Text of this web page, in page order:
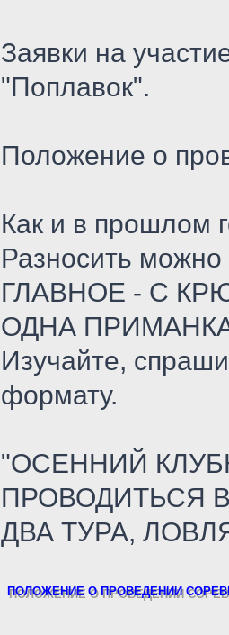
Заявки на
"Поплавок".
Положение о
Как и в прошлом
Разносить можно
ГЛАВНОЕ - С
ОДНА
Изучайте,
формату.
"ОСЕННИЙ
ПРОВОДИТЬСЯ
ДВА ТУРА,
ПОЛОЖЕНИЕ О ПРОВЕДЕНИИ